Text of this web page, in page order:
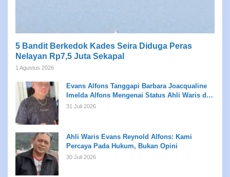
5 Bandit Berkedok Kades Seira Diduga Peras
Nelayan Rp7,5 Juta Sekapal
1 Agustus 2026
Evans Alfons Tanggapi Barbara Joacqualine
Imelda Alfons Mengenai Status Ahli Waris dan
Putusan Pengadilan
31 Juli 2026
Ahli Waris Evans Reynold Alfons: Kami
Percaya Pada Hukum, Bukan Opini
30 Juli 2026